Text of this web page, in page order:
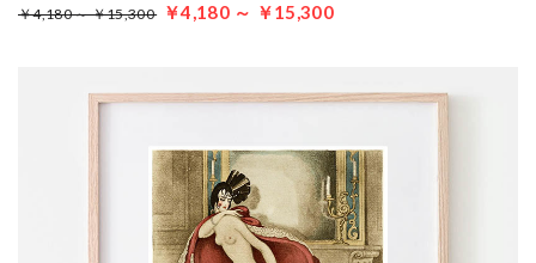
￥4,180 ～ ￥15,300 ￥4,180 ～ ￥15,300